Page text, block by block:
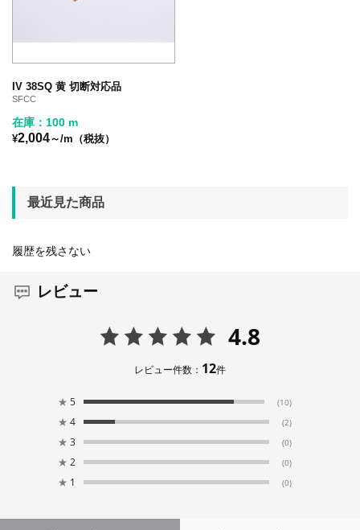
IV 38SQ 黄 切断対応品
SFCC
在庫：100 m
¥2,004～/m（税抜）
最近見た商品
履歴を残さない
レビュー
4.8
レビュー件数： 12件
★ 5 (10)
★ 4 (2)
★ 3 (0)
★ 2 (0)
★ 1 (0)